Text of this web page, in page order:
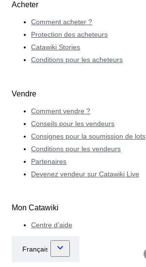
Acheter
Comment acheter ?
Protection des acheteurs
Catawiki Stories
Conditions pour les acheteurs
Vendre
Comment vendre ?
Conseils pour les vendeurs
Consignes pour la soumission de lots
Conditions pour les vendeurs
Partenaires
Devenez vendeur sur Catawiki Live
Mon Catawiki
Centre d’aide